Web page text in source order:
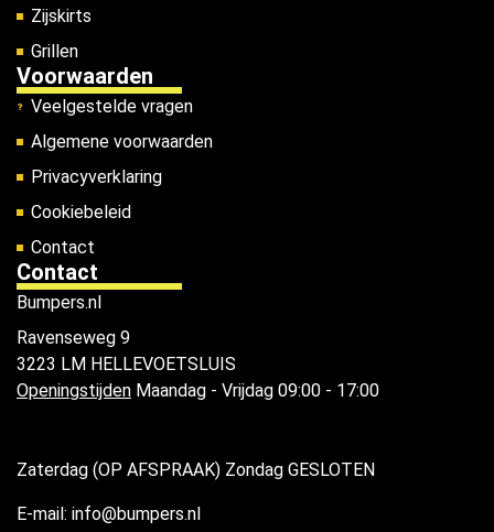
Zijskirts
Grillen
Voorwaarden
Veelgestelde vragen
Algemene voorwaarden
Privacyverklaring
Cookiebeleid
Contact
Contact
Bumpers.nl
Ravenseweg 9
3223 LM HELLEVOETSLUIS
Openingstijden Maandag - Vrijdag 09:00 - 17:00
Zaterdag (OP AFSPRAAK) Zondag GESLOTEN
E-mail: info@bumpers.nl